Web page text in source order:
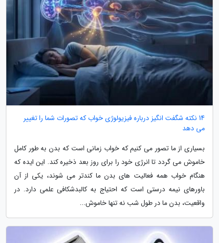
14 نکته شگفت انگیز درباره فیزیولوژی خواب که تصورات شما را تغییر
می دهد
بسیاری از ما تصور می کنیم که خواب زمانی است که بدن به طور کامل
خاموش می گردد تا انرژی خود را برای روز بعد ذخیره کند. این ایده که
هنگام خواب همه فعالیت های بدن ما کندتر می شوند، یکی از آن
باورهای نیمه درستی است که احتیاج به کالبدشکافی علمی دارد. در
واقعیت، بدن ما در طول شب نه تنها خاموش...